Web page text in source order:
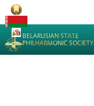
BELARUSIAN STATE
PHILHARMONIC SOCIETY